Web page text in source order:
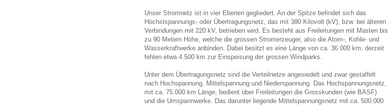
Unser Stromnetz ist in vier Ebenen gegliedert. An der Spitze befindet sich das
Höchstspannungs- oder Übertragungsnetz, das mit 380 Kilovolt (kV), bzw. bei älteren
Verbindungen mit 220 kV, betrieben wird. Es besteht aus Freileitungen mit Masten bis
zu 90 Metern Höhe, welche die grossen Stromerzeuger, also die Atom-, Kohle- und
Wasserkraftwerke anbinden. Dabei besitzt es eine Länge von ca. 36.000 km; derzeit
fehlen etwa 4.500 km zur Einspeisung der grossen Windparks.
Unter dem Übertragungsnetz sind die Verteilnetze angesiedelt und zwar gestaffelt
nach Hochspannung, Mittelspannung und Niederspannung. Das Hochspannungsnetz,
mit ca. 75.000 km Länge, bedient über Freileitungen die Grosskunden (wie BASF)
und die Umspannwerke. Das darunter liegende Mittelspannungsnetz mit ca. 500.000